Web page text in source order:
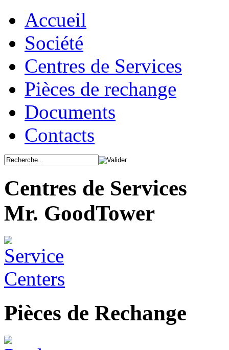
Accueil
Société
Centres de Services
Pièces de rechange
Documents
Contacts
Centres de Services
Mr. GoodTower
Pièces de Rechange